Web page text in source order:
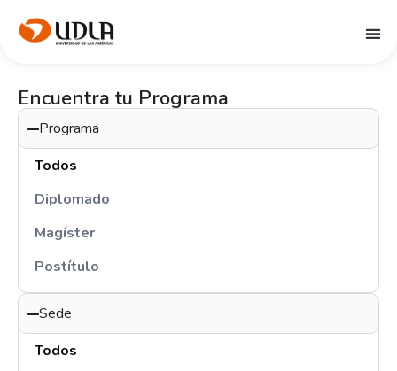
Encuentra tu Programa
Programa
Diplomado
Magíster
Postítulo
Todos
Sede
Todos